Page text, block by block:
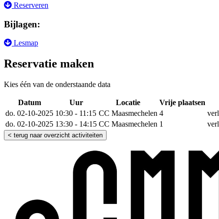
Reserveren
Bijlagen:
Lesmap
Reservatie maken
Kies één van de onderstaande data
Datum Uur Locatie Vrije plaatsen
do. 02-10-2025 10:30 - 11:15 CC Maasmechelen 4
do. 02-10-2025 13:30 - 14:15 CC Maasmechelen 1
< terug naar overzicht activiteiten